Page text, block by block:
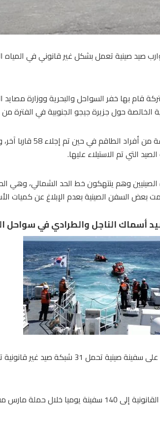
صينية تعمل بشكل غير قانوني في المياه
قام بها خفر السواحل والبحرية ووزارة مصايد
حول جزيرة جيجو الجنوبية في الفترة من 25 إلى 31 مايو.
الطاقم في حين تم إجلاء 58 قاربا آخر،
وهم ينتهكون خط الحد الشمالي، وهي
بعض السفن الصينية بعدم الإبلاغ عن كميات
أسماك الناجل والطرادي في سواحل
وقالت السلطات إنه في إحدى الحالات، تم القبض